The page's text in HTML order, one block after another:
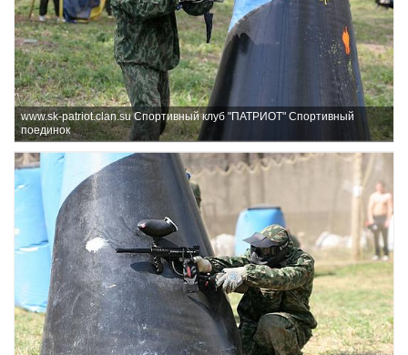
www.sk-patriot.clan.su Спортивный клуб "ПАТРИОТ" Спортивный
поединок